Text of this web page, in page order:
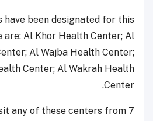
have been designated for this
are: Al Khor Health Center; Al
Al Wajba Health Center;
Center; Al Wakrah Health
Center.
any of these centers from 7